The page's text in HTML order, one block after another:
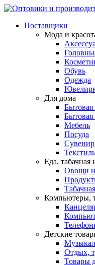
Поставщики
Мода и
Обувь
Одежда
Для дома
Бытовая
Бытовая
Мебель
Посуда
Текстиль
Еда, табачная
Овощи
Компьютеры,
Детские
Отдых,
Товары